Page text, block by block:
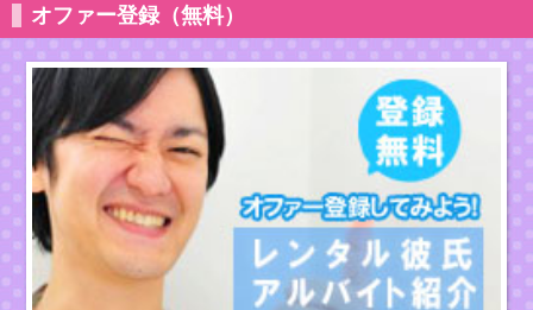
オファー登録（無料）